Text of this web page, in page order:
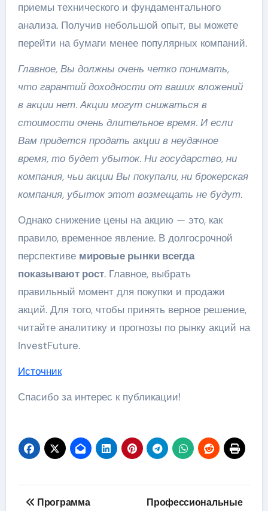
приемы технического и фундаментального
анализа. Получив небольшой опыт, вы можете
перейти на бумаги менее популярных компаний.
Главное, Вы должны очень четко понимать,
что гарантий доходности от ваших вложений
в акции нет. Акции могут снижаться в
стоимости очень длительное время. И если
Вам придется продать акции в неудачное
время, то будет убыток. Ни государство, ни
компания, чьи акции Вы покупали, ни брокерская
компания, убыток этот возмещать не будут.
Однако снижение цены на акцию — это, как
правило, временное явление. В долгосрочной
перспективе мировые рынки всегда
показывают рост. Главное, выбрать
правильный момент для покупки и продажи
акций. Для того, чтобы принять верное решение,
читайте аналитику и прогнозы по рынку акций на
InvestFuture.
Источник
Спасибо за интерес к публикации!
Навигация
Программа Профессиональные